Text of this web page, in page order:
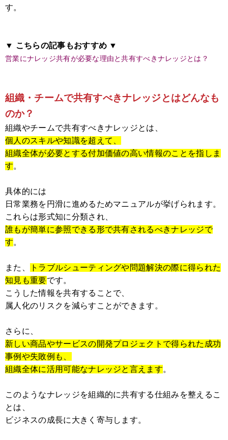
す。
▼ こちらの記事もおすすめ ▼
営業にナレッジ共有が必要な理由と共有すべきナレッジとは？
組織・チームで共有すべきナレッジとはどんなも
のか？
組織やチームで共有すべきナレッジとは、
個人のスキルや知識を超えて、
組織全体が必要とする付加価値の高い情報のことを指しま
す。
具体的には
日常業務を円滑に進めるためマニュアルが挙げられます。
これらは形式知に分類され、
誰もが簡単に参照できる形で共有されるべきナレッジで
す。
また、
トラブルシューティングや問題解決の際に得られた
知見も重要です。
こうした情報を共有することで、
属人化のリスクを減らすことができます。
さらに、
新しい商品やサービスの開発プロジェクトで得られた成功
事例や失敗例も、
組織全体に活用可能なナレッジと言えます。
このようなナレッジを組織的に共有する仕組みを整えるこ
とは、
ビジネスの成長に大きく寄与します。